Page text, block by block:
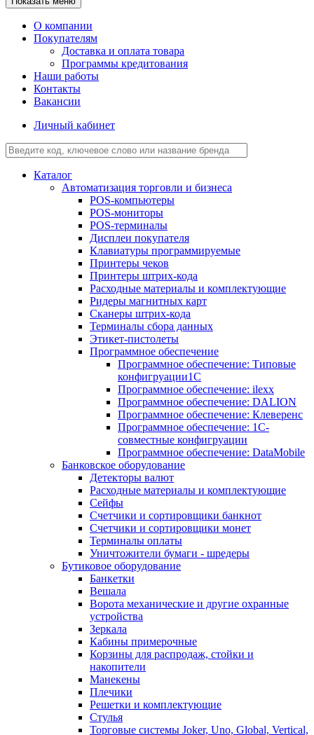
О компании
Покупателям
Доставка и оплата товара
Программы кредитования
Наши работы
Контакты
Вакансии
Личный кабинет
Каталог
Автоматизация торговли и бизнеса
POS-компьютеры
POS-мониторы
POS-терминалы
Дисплеи покупателя
Клавиатуры программируемые
Принтеры чеков
Принтеры штрих-кода
Расходные материалы и комплектующие
Ридеры магнитных карт
Сканеры штрих-кода
Терминалы сбора данных
Этикет-пистолеты
Программное обеспечение
Программное обеспечение: Типовые
конфигруации1С
Программное обеспечение: ilexx
Программное обеспечение: DALION
Программное обеспечение: Клеверенс
Программное обеспечение: 1С-
совместные конфигруации
Программное обеспечение: DataMobile
Банковское оборудование
Детекторы валют
Расходные материалы и комплектующие
Сейфы
Счетчики и сортировщики банкнот
Счетчики и сортировщики монет
Терминалы оплаты
Уничтожители бумаги - шредеры
Бутиковое оборудование
Банкетки
Вешала
Ворота механические и другие охранные
устройства
Зеркала
Кабины примерочные
Корзины для распродаж, стойки и
накопители
Манекены
Плечики
Решетки и комплектующие
Стулья
Торговые системы Joker, Uno, Global, Vertical,